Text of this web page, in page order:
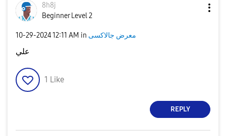
8h8j
Beginner Level 2
‎10-29-202412:11 AM in معرض جالاكسى
علي
1 Like
REPLY